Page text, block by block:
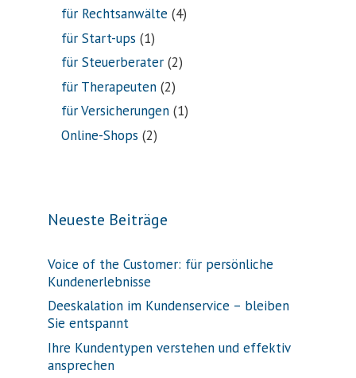
für Rechtsanwälte (4)
für Start-ups (1)
für Steuerberater (2)
für Therapeuten (2)
für Versicherungen (1)
Online-Shops (2)
Neueste Beiträge
Voice of the Customer: für persönliche
Kundenerlebnisse
Deeskalation im Kundenservice – bleiben
Sie entspannt
Ihre Kundentypen verstehen und effektiv
ansprechen